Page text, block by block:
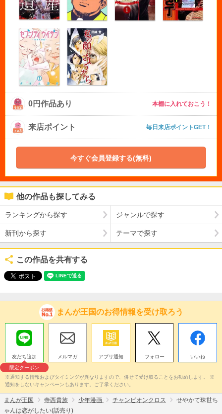
0円作品あり 本棚に入れておこう！
来店ポイント 毎日来店ポイントGET！
今すぐ会員登録する(無料)
他の作品も探してみる
ランキングから探す ジャンルで探す
新刊から探す テーマで探す
この作品を共有する
まんが王国のお得情報を受け取ろう
友だち追加
限定クーポン
メルマガ アプリ通知 フォロー いいね
※通知する情報およびタイミングが異なりますので、併せて受け取ることをお勧めします。 ※
通知をしないキャンペーンもあります。ご了承ください。
まんが王国 寺西貴族 少年漫画 チャンピオンクロス
せやかて珠世ち
ゃんは恋がしたい(話売り)